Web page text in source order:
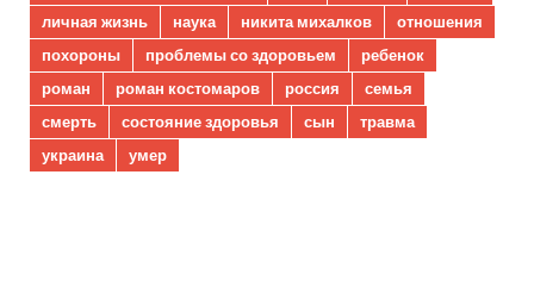
личная жизнь
наука никита михалков
отношения
похороны
проблемы со здоровьем
ребенок
роман
роман костомаров россия
семья
смерть
состояние здоровья сын
травма
украина
умер